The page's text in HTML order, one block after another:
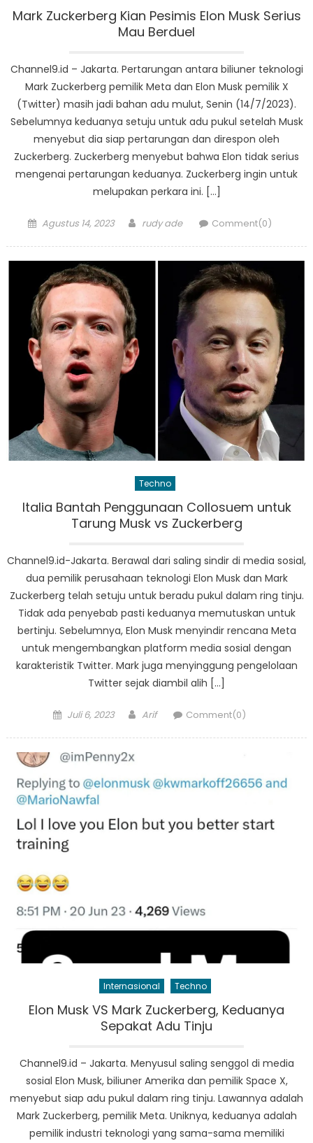
Mark Zuckerberg Kian Pesimis Elon Musk Serius
Mau Berduel
Channel9.id – Jakarta. Pertarungan antara biliuner teknologi
Mark Zuckerberg pemilik Meta dan Elon Musk pemilik X
(Twitter) masih jadi bahan adu mulut, Senin (14/7/2023).
Sebelumnya keduanya setuju untuk adu pukul setelah Musk
menyebut dia siap pertarungan dan direspon oleh
Zuckerberg. Zuckerberg menyebut bahwa Elon tidak serius
mengenai pertarungan keduanya. Zuckerberg ingin untuk
melupakan perkara ini. […]
Posted
Agustus 14, 2023 Author
rudy ade Comment(0)
Techno
Italia Bantah Penggunaan Collosuem untuk
Tarung Musk vs Zuckerberg
Channel9.id-Jakarta. Berawal dari saling sindir di media sosial,
dua pemilik perusahaan teknologi Elon Musk dan Mark
Zuckerberg telah setuju untuk beradu pukul dalam ring tinju.
Tidak ada penyebab pasti keduanya memutuskan untuk
bertinju. Sebelumnya, Elon Musk menyindir rencana Meta
untuk mengembangkan platform media sosial dengan
karakteristik Twitter. Mark juga menyinggung pengelolaan
Twitter sejak diambil alih […]
Posted
Juli 6, 2023 Author
Arif Comment(0)
Internasional Techno
Elon Musk VS Mark Zuckerberg, Keduanya
Sepakat Adu Tinju
Channel9.id – Jakarta. Menyusul saling senggol di media
sosial Elon Musk, biliuner Amerika dan pemilik Space X,
menyebut siap adu pukul dalam ring tinju. Lawannya adalah
Mark Zuckerberg, pemilik Meta. Uniknya, keduanya adalah
pemilik industri teknologi yang sama-sama memiliki